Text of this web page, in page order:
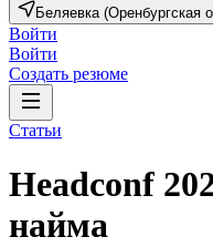
Беляевка (Оренбургская
Войти
Войти
Создать резюме
Статьи
Headсonf
найма